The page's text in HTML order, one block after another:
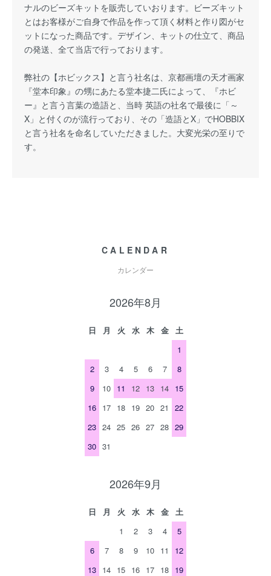
ナルのビーズキットを販売していおります。ビーズキット
とはお客様がご自身で作品を作って頂く材料と作り図がセ
ットになった商品です。デザイン、キットの仕立て、商品
の発送、全て当店で行っております。
弊社の【ホビックス】と言う社名は、京都画壇の天才画家
『堂本印象』の甥にあたる堂本捷二氏によって、『ホビ
ー』と言う言葉の造語と、当時 英語の社名で最後に「～
X」と付くのが流行っており、その「造語とX」でHOBBIX
と言う社名を命名していただきました。大変光栄の至りで
す。
CALENDAR
カレンダー
2026年8月
日 月 火 水 木 金
土
1
2
3 4 5 6 7
8
9
10 11 12 13 14 15
16 17 18 19 20 21
22
23 24 25 26 27 28 29
30 31
2026年9月
日 月 火 水 木 金
土
1
2 3 4
5
6
7 8 9 10 11
12
13 14 15 16 17 18 19